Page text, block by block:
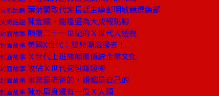
火線話題 葉菊蘭取代謝長廷主導彭明敏競選總部
火線話題 陳金讓、謝隆盛為大成報跳腳
封面故事 顛覆二十一世紀的Ｘ世代大透視
封面故事 美國X世代：嬰兒潮滾邊去！
封面故事 Ｘ世代上班族顛覆傳統企業文化
封面故事 攻佔Ｘ世代荷包賺錢術
封面故事 事業是老爸的，婚姻是自己的
封面故事 陳水扁身邊有一位Ｘ人類